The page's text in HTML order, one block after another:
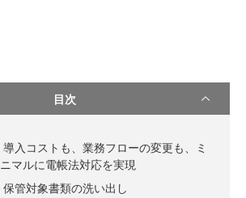
目次
導入コストも、業務フローの変更も、ミ
ニマルに電帳法対応を実現
保管対象書類の洗い出し